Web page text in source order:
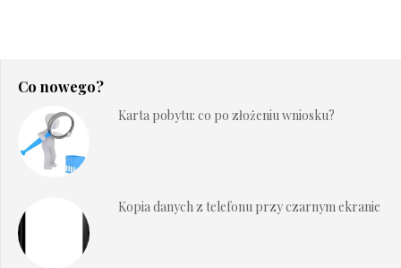
Co nowego?
Karta pobytu: co po złożeniu wniosku?
Kopia danych z telefonu przy czarnym ekranie